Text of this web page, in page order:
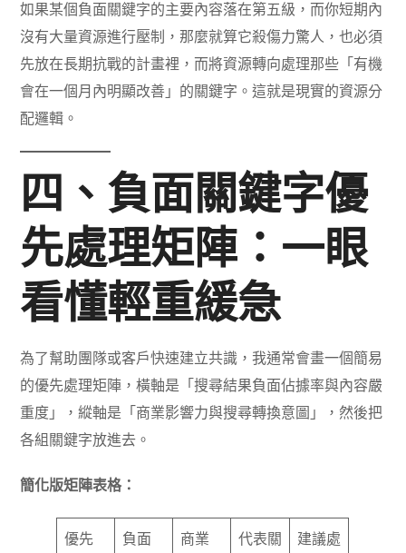
如果某個負面關鍵字的主要內容落在第五級，而你短期內
沒有大量資源進行壓制，那麼就算它殺傷力驚人，也必須
先放在長期抗戰的計畫裡，而將資源轉向處理那些「有機
會在一個月內明顯改善」的關鍵字。這就是現實的資源分
配邏輯。
四、負面關鍵字優
先處理矩陣：一眼
看懂輕重緩急
為了幫助團隊或客戶快速建立共識，我通常會畫一個簡易
的優先處理矩陣，橫軸是「搜尋結果負面佔據率與內容嚴
重度」，縱軸是「商業影響力與搜尋轉換意圖」，然後把
各組關鍵字放進去。
簡化版矩陣表格：
優先
負面
商業
代表關
建議處